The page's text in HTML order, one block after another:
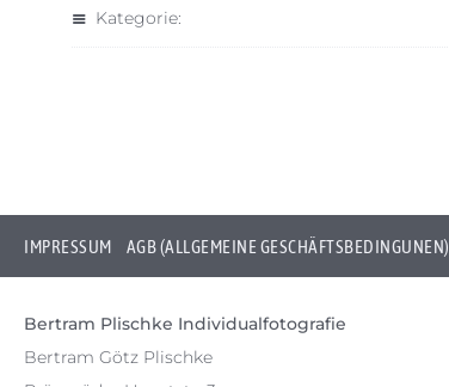
Kategorie:
IMPRESSUM AGB (ALLGEMEINE GESCHÄFTSBEDINGUNEN)
Bertram Plischke Individualfotografie
Bertram Götz Plischke